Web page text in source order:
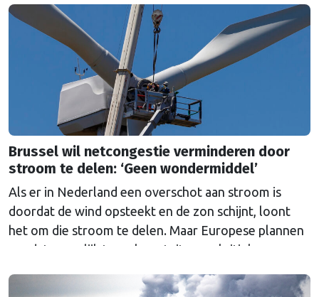
Brussel wil netcongestie verminderen door
stroom te delen: ‘Geen wondermiddel’
Als er in Nederland een overschot aan stroom is
doordat de wind opsteekt en de zon schijnt, loont
het om die stroom te delen. Maar Europese plannen
om dat mogelijk te maken stuiten op kritiek.